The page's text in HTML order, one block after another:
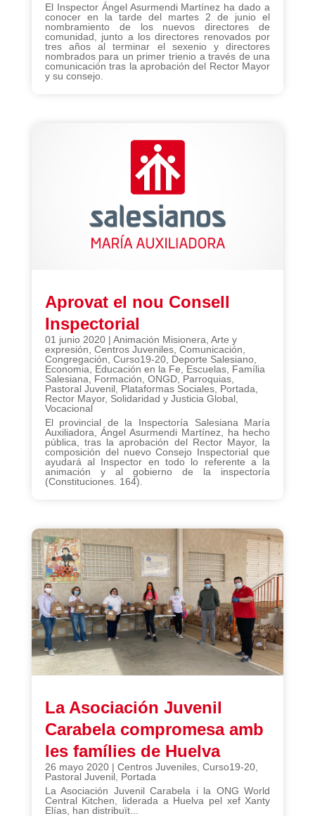
El Inspector Ángel Asurmendi Martínez ha dado a
conocer en la tarde del martes 2 de junio el
nombramiento de los nuevos directores de
comunidad, junto a los directores renovados por
tres años al terminar el sexenio y directores
nombrados para un primer trienio a través de una
comunicación tras la aprobación del Rector Mayor
y su consejo.
Aprovat el nou Consell
Inspectorial
01 junio 2020| Animación Misionera Arte y
expresión Centros Juveniles, Comunicación
Congregación Curso19-20, Deporte Salesiano,
Economia
Educación en la Fe Escuelas, Família
Salesiana
Formación ONGD, Parroquias,
Pastoral Juvenil, Plataformas Sociales, Portada
Rector Mayor, Solidaridad y Justicia Global,
Vocacional
El provincial de la Inspectoría Salesiana María
Auxiliadora, Ángel Asurmendi Martínez, ha hecho
pública, tras la aprobación del Rector Mayor, la
composición del nuevo Consejo Inspectorial que
ayudará al Inspector en todo lo referente a la
animación y al gobierno de la inspectoría
(Constituciones. 164).
La Asociación Juvenil
Carabela compromesa amb
les famílies de Huelva
26 mayo 2020| Centros Juveniles, Curso19-20,
Pastoral Juvenil, Portada
La Asociación Juvenil Carabela i la ONG World
Central Kitchen, liderada a Huelva pel xef Xanty
Elías, han distribuït...